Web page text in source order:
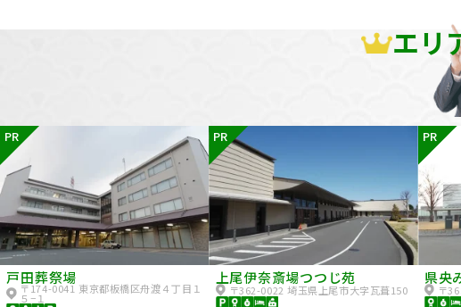
エリ
PR
戸田葬祭場
〒174-0041 東京都板橋区舟渡４丁目１
５−１
PR
上尾伊奈斎場つつじ苑
〒362-0022 埼玉県上尾市大字瓦葺150
PR
県央
〒